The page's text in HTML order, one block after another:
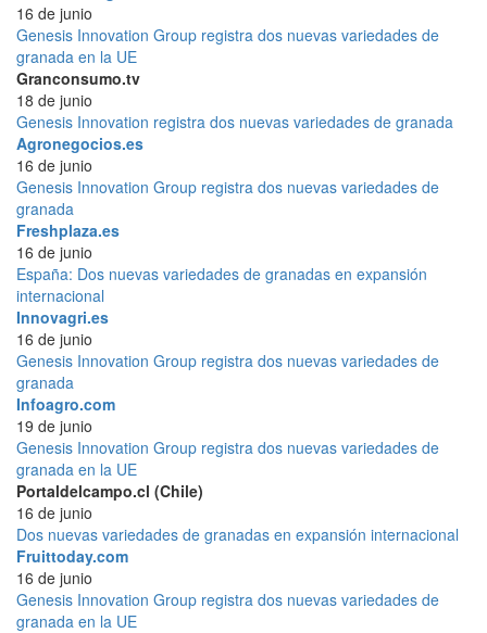
16 de junio
Genesis Innovation Group registra dos nuevas variedades de
granada en la UE
Granconsumo.tv
18 de junio
Genesis Innovation registra dos nuevas variedades de granada
Agronegocios.es
16 de junio
Genesis Innovation Group registra dos nuevas variedades de
granada
Freshplaza.es
16 de junio
España: Dos nuevas variedades de granadas en expansión
internacional
Innovagri.es
16 de junio
Genesis Innovation Group registra dos nuevas variedades de
granada
Infoagro.com
19 de junio
Genesis Innovation Group registra dos nuevas variedades de
granada en la UE
Portaldelcampo.cl (Chile)
16 de junio
Dos nuevas variedades de granadas en expansión internacional
Fruittoday.com
16 de junio
Genesis Innovation Group registra dos nuevas variedades de
granada en la UE